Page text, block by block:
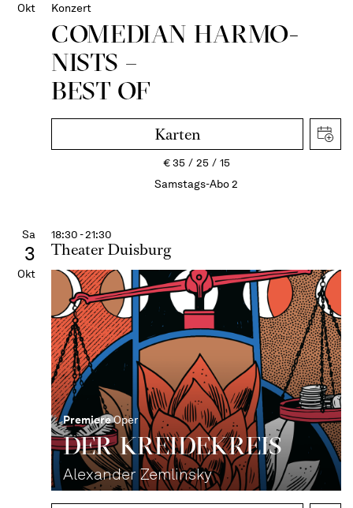
Okt Konzert
COME­DIAN HARMO­
NISTS –
BEST OF
Karten
€35 25
15
Samstags-Abo 2
Sa
3
Okt
18:30 - 21:30
Theater Duisburg
PremiereOper
DER KREIDE­KREIS
Alexander Zemlinsky